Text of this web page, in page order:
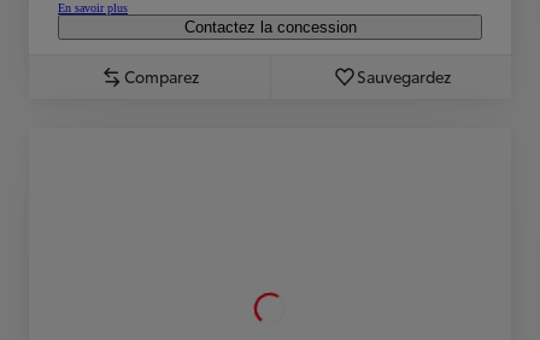
En savoir plus
Contactez la concession
Comparez Sauvegardez